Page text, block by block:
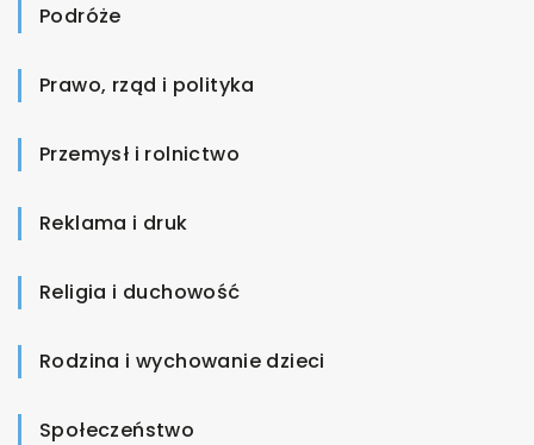
Podróże
Prawo, rząd i polityka
Przemysł i rolnictwo
Reklama i druk
Religia i duchowość
Rodzina i wychowanie dzieci
Społeczeństwo